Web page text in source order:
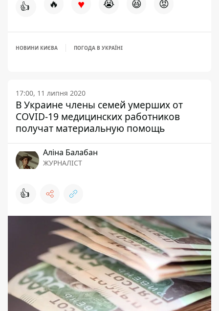
👍 🔥 ♥ 😭 😆 😡
НОВИНИ КИЄВА ПОГОДА В УКРАЇНІ
17:00, 11 липня 2020
В Украине члены семей умерших от
COVID-19 медицинских работников
получат материальную помощь
Аліна Балабан
ЖУРНАЛІСТ
👍